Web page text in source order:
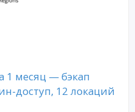
1 месяц — бэкап
доступ, 12 локаций